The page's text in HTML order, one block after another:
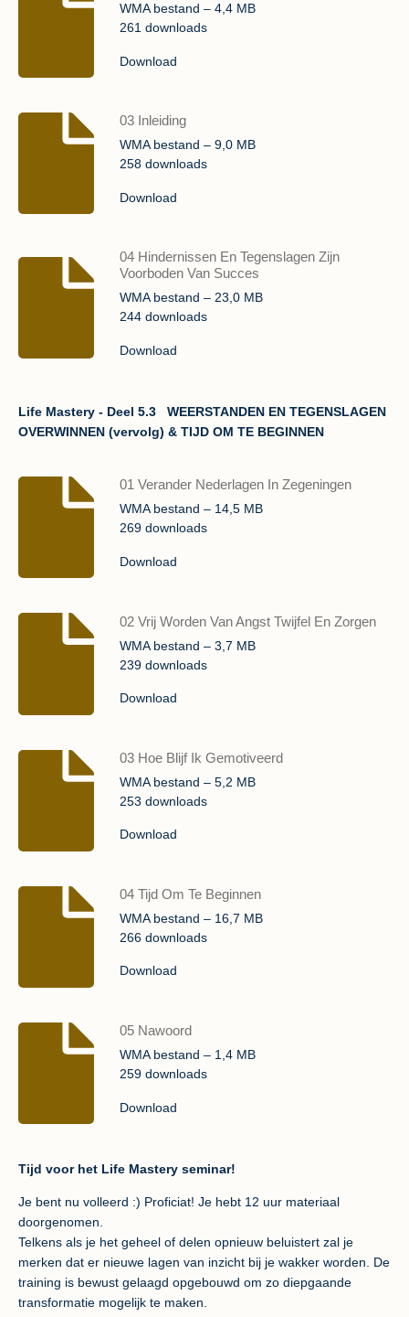
WMA bestand – 4,4 MB
261 downloads
Download
03 Inleiding
WMA bestand – 9,0 MB
258 downloads
Download
04 Hindernissen En Tegenslagen Zijn
Voorboden Van Succes
WMA bestand – 23,0 MB
244 downloads
Download
Life Mastery - Deel 5.3 WEERSTANDEN EN TEGENSLAGEN
OVERWINNEN (vervolg) & TIJD OM TE BEGINNEN
01 Verander Nederlagen In Zegeningen
WMA bestand – 14,5 MB
269 downloads
Download
02 Vrij Worden Van Angst Twijfel En Zorgen
WMA bestand – 3,7 MB
239 downloads
Download
03 Hoe Blijf Ik Gemotiveerd
WMA bestand – 5,2 MB
253 downloads
Download
04 Tijd Om Te Beginnen
WMA bestand – 16,7 MB
266 downloads
Download
05 Nawoord
WMA bestand – 1,4 MB
259 downloads
Download
Tijd voor het Life Mastery seminar!
Je bent nu volleerd :) Proficiat! Je hebt 12 uur materiaal
doorgenomen.
Telkens als je het geheel of delen opnieuw beluistert zal je
merken dat er nieuwe lagen van inzicht bij je wakker worden. De
training is bewust gelaagd opgebouwd om zo diepgaande
transformatie mogelijk te maken.